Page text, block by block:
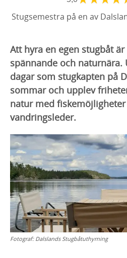
Stugsemestra på en av
Att hyra en egen stugbåt
spännande och naturnära.
dagar som stugkapten på
sommar och upplev
natur med
vandringsleder.
Fotograf: Dalslands Stugbåtuthyrning